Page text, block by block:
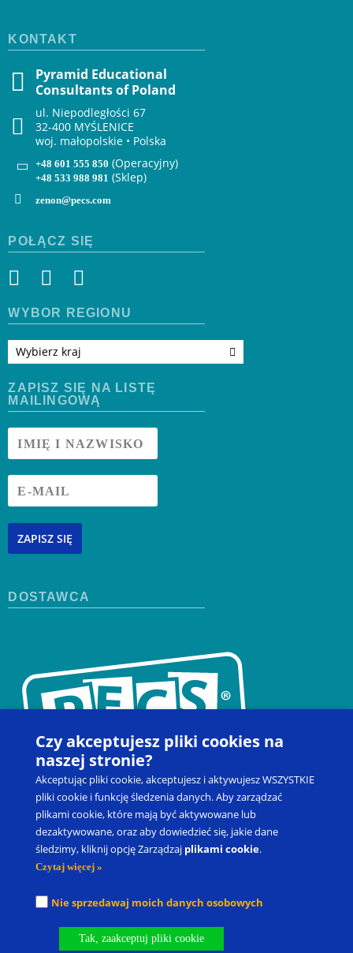
KONTAKT
Pyramid Educational
Consultants of Poland
ul. Niepodległości 67
32-400 MYŚLENICE
woj. małopolskie • Polska
+48 601 555 850 (Operacyjny)
+48 533 988 981 (Sklep)
zenon@pecs.com
POŁĄCZ SIĘ
WYBÓR REGIONU
Wybierz kraj
ZAPISZ SIĘ NA LISTĘ
MAILINGOWĄ
ZAPISZ SIĘ
DOSTAWCA
Kontakt Zapisz się na szkolenie Produkty
Moje konto Prawo do odstąpienia od umowy
Picture Exchange Communication System
Approach to Education
®
to zastrzeżone znaki towarowe spółki
Pyramid Educational Consultants, LLC.
Czy akceptujesz pliki cookies na
naszej stronie?
Akceptując pliki cookie, akceptujesz i aktywujesz WSZYSTKIE
pliki cookie i funkcję śledzenia danych. Aby zarządzać
plikami cookie, które mają być aktywowane lub
dezaktywowane, oraz aby dowiedzieć się, jakie dane
śledzimy, kliknij opcję Zarządzaj plikami cookie.
Czytaj więcej »
Nie sprzedawaj moich danych osobowych
Tak, zaakceptuj pliki cookie